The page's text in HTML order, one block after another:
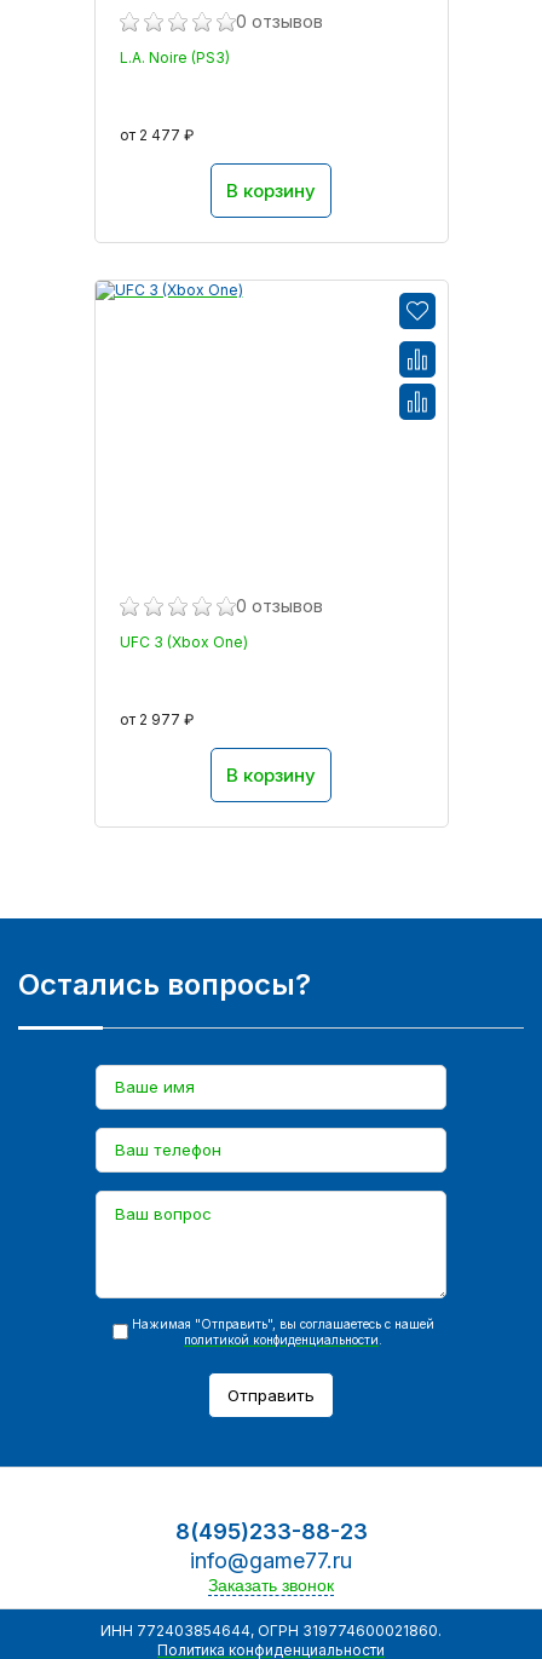
0 отзывов
L.A. Noire (PS3)
от 2 477 ₽
В корзину
0 отзывов
UFC 3 (Xbox One)
от 2 977 ₽
В корзину
Остались вопросы?
Нажимая "Отправить", вы соглашаетесь с нашей
политикой конфиденциальности
Отправить
8(495)233-88-23
info@game77.ru
Заказать звонок
ИНН 772403854644, ОГРН 319774600021860.
Политика конфиденциальности